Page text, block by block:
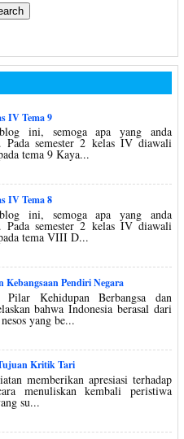
IV Tema 9
ini, semoga apa yang anda
semester 2 kelas IV diawali
tema 9 Kaya...
IV Tema 8
ini, semoga apa yang anda
semester 2 kelas IV diawali
tema VIII D...
Kebangsaan Pendiri Negara
Kehidupan Berbangsa dan
bahwa Indonesia berasal dari
yang be...
Kritik Tari
memberikan apresiasi terhadap
menuliskan kembali peristiwa
su...